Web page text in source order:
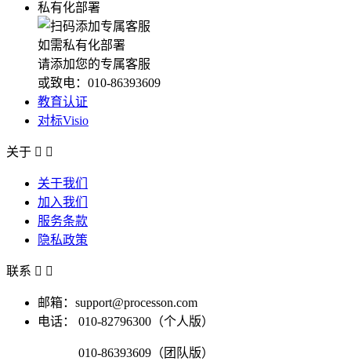
私有化部署
如需私有化部署
请添加您的专属客服
或致电：010-86393609
教育认证
对标Visio
关于  
关于我们
加入我们
服务条款
隐私政策
联系  
邮箱：support@processon.com
电话：
010-82796300（个人版）
010-86393609（团队版）